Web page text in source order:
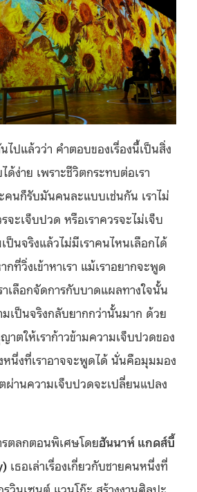
ไปแล้วว่า คำตอบของเรื่องนี้เป็นสิ่ง
ง่าย เพราะชีวิตกระทบต่อเรา
คนก็รับมันคนละแบบเช่นกัน เราไม่
จะเจ็บปวด หรือเราควรจะไม่เจ็บ
ป็นจริงแล้วไม่มีเราคนไหนเลือกได้
ที่วิ่งเข้าหาเรา แม้เราอยากจะพูด
าเลือกจัดการกับบาดแผลทางใจนั้น
เป็นจริงกลับยากกว่านั้นมาก ด้วย
ตให้เราก้าวข้ามความเจ็บปวดของ
หนึ่งที่เราอาจจะพูดได้ นั่นคือมุมมอง
ผ่านความเจ็บปวดจะเปลี่ยนแปลง
รตลกตอนพิเศษโดยฮันนาห์ แกดส์บี้
เธอเล่าเรื่องเกี่ยวกับชายคนหนึ่งที่